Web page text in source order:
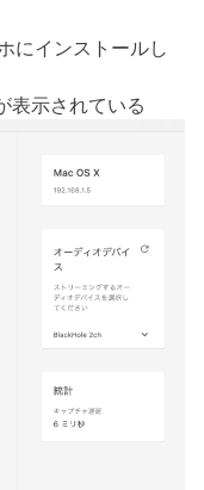
にインストールし
示されている